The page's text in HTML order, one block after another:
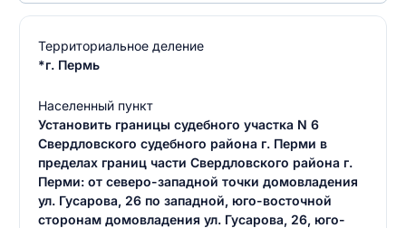
Территориальное деление
*г. Пермь
Населенный пункт
Установить границы судебного участка N 6
Свердловского судебного района г. Перми в
пределах границ части Свердловского района г.
Перми: от северо-западной точки домовладения
ул. Гусарова, 26 по западной, юго-восточной
сторонам домовладения ул. Гусарова, 26, юго-